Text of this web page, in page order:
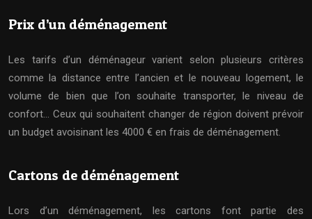
Prix d’un déménagement
Les tarifs d’un déménageur varient selon plusieurs critères
comme la distance entre l’ancien et le nouveau logement, le
volume de bien que l’on souhaite transporter, le niveau de
confort… Ceux qui souhaitent changer de région doivent prévoir
un budget avoisinant les 4000 € en frais de déménagement.
Cartons de déménagement
Lors d’un déménagement, les cartons font partie des